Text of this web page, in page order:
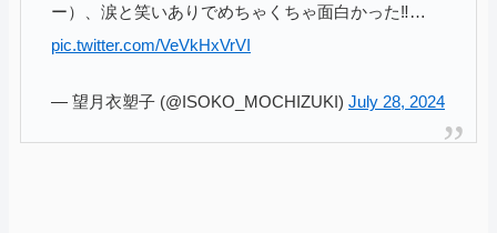
ー）、涙と笑いありでめちゃくちゃ面白かった‼️…
pic.twitter.com/VeVkHxVrVI
— 望月衣塑子 (@ISOKO_MOCHIZUKI) July 28, 2024